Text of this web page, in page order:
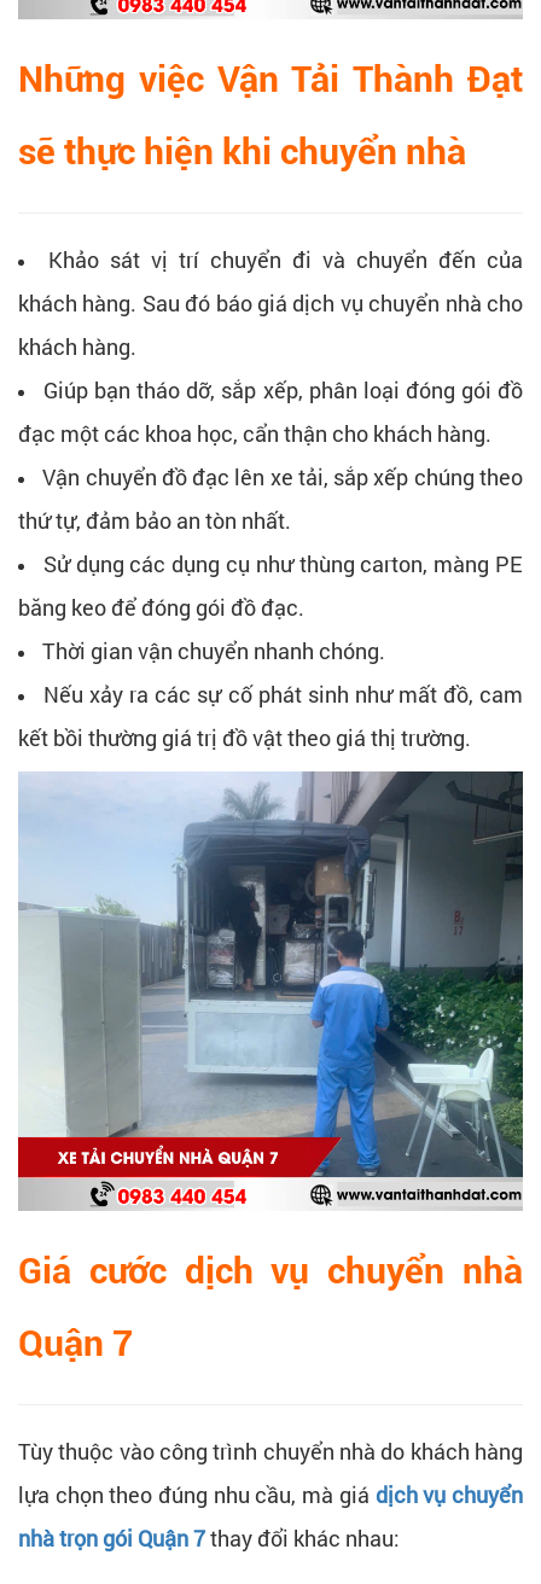
Những việc Vận Tải Thành Đạt
sẽ thực hiện khi chuyển nhà
Khảo sát vị trí chuyển đi và chuyển đến của
khách hàng. Sau đó báo giá dịch vụ chuyển nhà cho
khách hàng.
Giúp bạn tháo dỡ, sắp xếp, phân loại đóng gói đồ
đạc một các khoa học, cẩn thận cho khách hàng.
Vận chuyển đồ đạc lên xe tải, sắp xếp chúng theo
thứ tự, đảm bảo an tòn nhất.
Sử dụng các dụng cụ như thùng carton, màng PE
băng keo để đóng gói đồ đạc.
Thời gian vận chuyển nhanh chóng.
Nếu xảy ra các sự cố phát sinh như mất đồ, cam
kết bồi thường giá trị đồ vật theo giá thị trường.
Giá cước dịch vụ chuyển nhà
Quận 7
Tùy thuộc vào công trình chuyển nhà do khách hàng
lựa chọn theo đúng nhu cầu, mà giá dịch vụ chuyển
nhà trọn gói Quận 7thay đổi khác nhau: